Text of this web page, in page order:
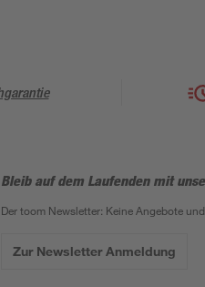
Bleib auf dem Laufenden mit
Der toom Newsletter: Keine Angebote
Zur Newsletter Anmeldung